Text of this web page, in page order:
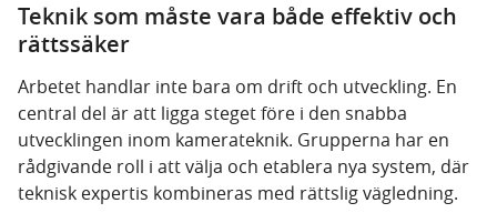
Teknik som måste vara både effektiv och
rättssäker
Arbetet handlar inte bara om drift och utveckling. En
central del är att ligga steget före i den snabba
utvecklingen inom kamerateknik. Grupperna har en
rådgivande roll i att välja och etablera nya system, där
teknisk expertis kombineras med rättslig vägledning.